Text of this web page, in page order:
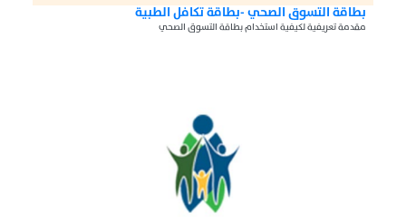
بطاقة التسوق الصحي -بطاقة تكافل الطبية
مقدمة تعريفية لكيفية استخدام بطاقة التسوق الصحي